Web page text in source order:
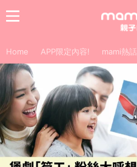
Home APP限定內容! mami熱話